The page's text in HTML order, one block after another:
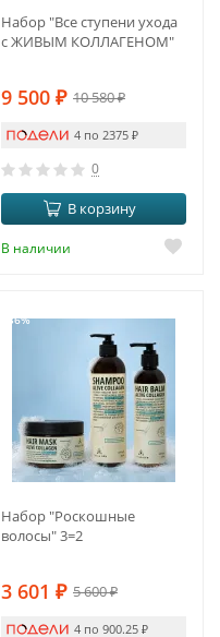
Набор "Все ступени ухода
с ЖИВЫМ КОЛЛАГЕНОМ"
9 500 ₽ 10 580₽
4 по 2375 ₽
0
В корзину
В наличии
-36%
Набор "Роскошные
волосы" 3=2
3 601 ₽ 5 600₽
4 по 900.25 ₽